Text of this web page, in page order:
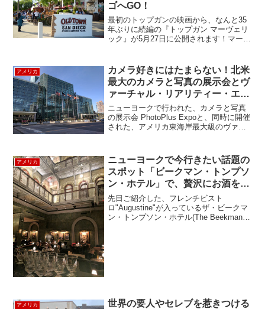
ゴへGO！
最初のトップガンの映画から、なんと35
年ぶりに続編の『トップガン マーヴェリ
ック』が5月27日に公開されます！マーベ
いらっしゃるのではないでしょうか？そ
こで当初のトップ...
アメリカ
カメラ好きにはたまらない！北米
最大のカメラと写真の展示会とヴ
ァーチャル・リアリティー・エク
スポ ｜NYVR Expo & PhotoPlus
Expo
ニューヨークで行われた、カメラと写真
の展示会 PhotoPlus Expoと、同時に開催
された、アメリカ東海岸最大級のヴァー
ッツ・コンベンション・センターは、
ニ...
アメリカ
ニューヨークで今行きたい話題の
スポット「ビークマン・トンプソ
ン・ホテル」で、贅沢にお酒を楽
しめる “The Bar Room”
先日ご紹介した、フレンチビスト
ロ"Augustine"が入っているザ・ビークマ
ン・トンプソン・ホテル(The Beekman
アメリカ
世界の要人やセレブを惹きつける